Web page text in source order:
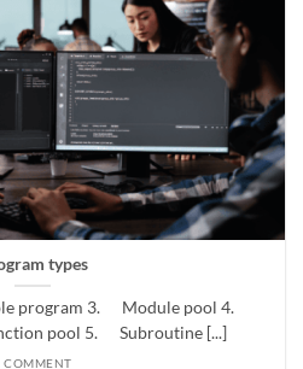
types
program 3. Module pool 4.
pool 5. Subroutine [...]
COMMENT